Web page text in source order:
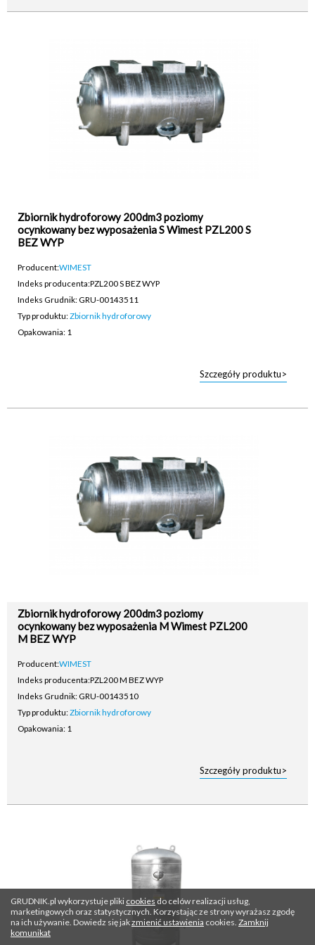
Zbiornik hydroforowy 200dm3 poziomy
ocynkowany bez wyposażenia S Wimest PZL200 S
BEZ WYP
Producent:WIMEST
Indeks producenta:PZL200 S BEZ WYP
Indeks Grudnik: GRU-00143511
Typ produktu:Zbiornik hydroforowy
Opakowania: 1
Szczegóły produktu>
Zbiornik hydroforowy 200dm3 poziomy
ocynkowany bez wyposażenia M Wimest PZL200
M BEZ WYP
Producent:WIMEST
Indeks producenta:PZL200 M BEZ WYP
Indeks Grudnik: GRU-00143510
Typ produktu:Zbiornik hydroforowy
Opakowania: 1
Szczegóły produktu>
GRUDNIK.pl wykorzystuje pliki cookies do celów realizacji usług,
marketingowych oraz statystycznych. Korzystając ze strony wyrażasz zgodę
na ich używanie. Dowiedz się jakzmienić ustawienia cookies. Zamknij
komunikat